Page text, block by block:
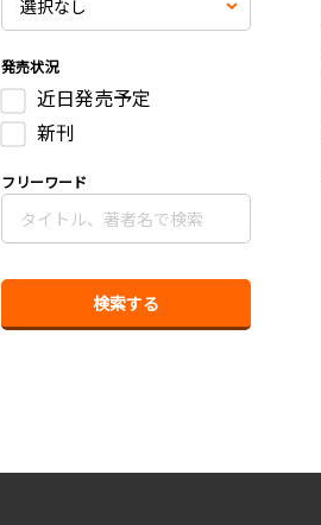
発売状況
近日発売予定
新刊
フリーワード